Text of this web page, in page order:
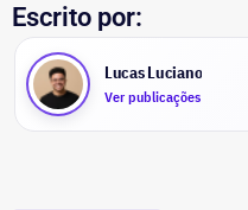
Escrito por:
Lucas Luciano
Ver publicações